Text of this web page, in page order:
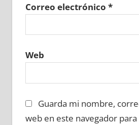
Correo electrónico *
Web
Guarda mi nombre,
web en este navegador